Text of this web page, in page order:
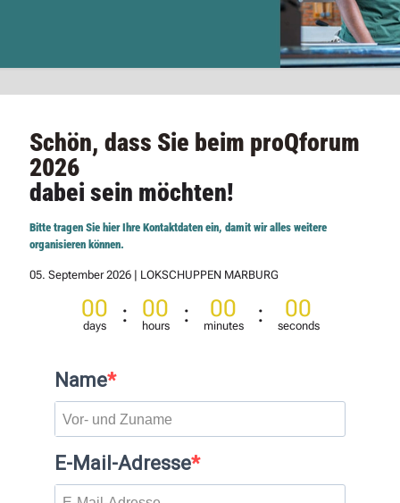
Schön, dass Sie beim proQforum
2026
dabei sein möchten!
Bitte tragen Sie hier Ihre Kontaktdaten ein, damit wir alles weitere
organisieren können.
05. September 2026 | LOKSCHUPPEN MARBURG
00
days : 00
hours : 00
minutes : 00
seconds
Name
E-Mail-Adresse